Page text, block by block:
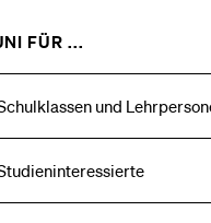
FÜR ...
%1$S
UNTERMENÜ
und